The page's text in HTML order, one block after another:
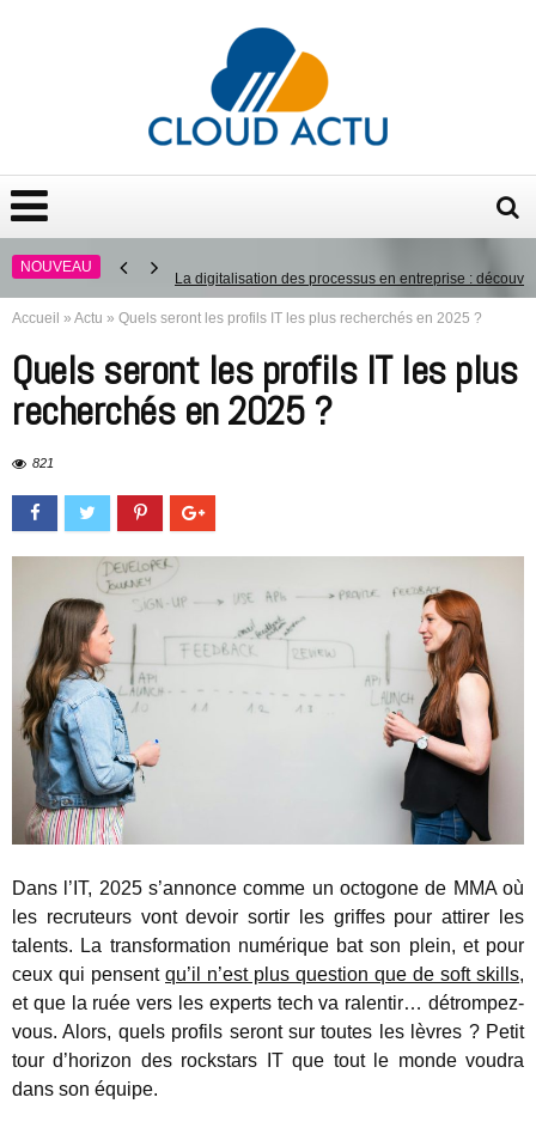
NOUVEAU La digitalisation des processus en entreprise :
Quelles sont les causes d’échec les plus courantes
Sécuriser sa chaîne IT : de l’audit à la contractualisation
Accueil » Actu » Quels seront les profils IT les plus recherchés en 2025 ?
Quels seront les profils IT les plus
recherchés en 2025 ?
821
Dans l’IT, 2025 s’annonce comme un octogone de MMA où
les recruteurs vont devoir sortir les griffes pour attirer les
talents. La transformation numérique bat son plein, et pour
ceux qui pensent qu’il n’est plus question que de soft skills,
et que la ruée vers les experts tech va ralentir… détrompez-
vous. Alors, quels profils seront sur toutes les lèvres ? Petit
tour d’horizon des rockstars IT que tout le monde voudra
dans son équipe.